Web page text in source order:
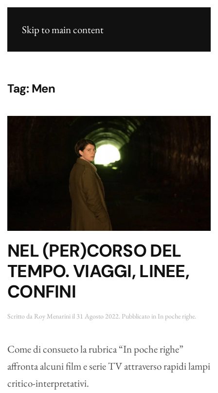
Skip to main content
Tag: Men
NEL (PER)CORSO DEL
TEMPO. VIAGGI, LINEE,
CONFINI
Scritto da Roy Menarini il 31 Agosto 2022 . Pubblicato in In poche righe
Come di consueto la rubrica “In poche righe”
affronta alcuni film e serie TV attraverso rapidi lampi
critico-interpretativi.